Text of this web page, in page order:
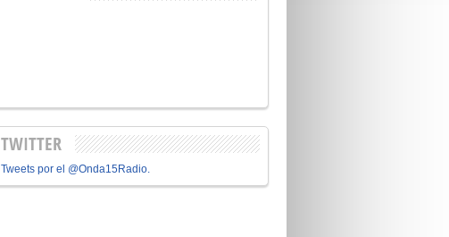
TWITTER
Tweets por el @Onda15Radio.